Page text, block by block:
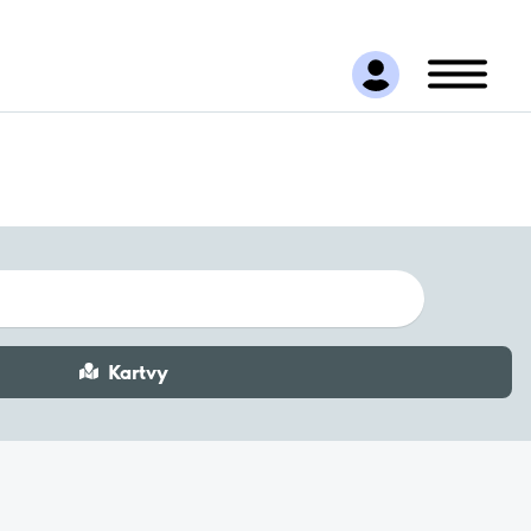
Kartvy